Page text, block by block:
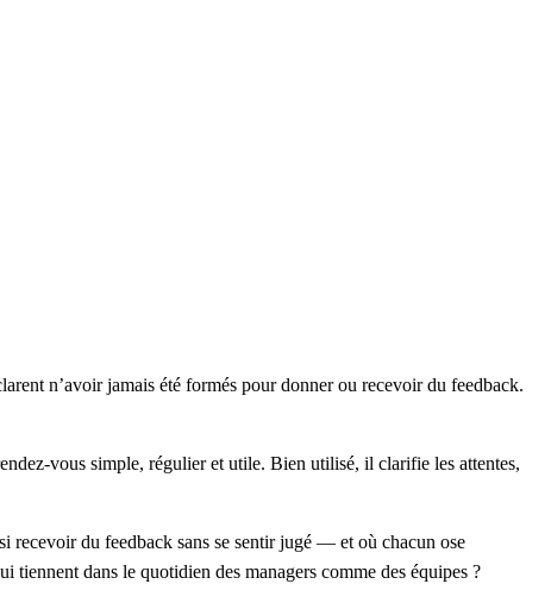
n’avoir jamais été formés pour donner ou recevoir du feedback.
vous simple, régulier et utile. Bien utilisé, il clarifie les attentes,
recevoir du feedback sans se sentir jugé — et où chacun ose
dans le quotidien des managers comme des équipes ?